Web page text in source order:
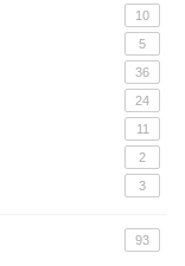
10
5
36
24
11
2
3
93